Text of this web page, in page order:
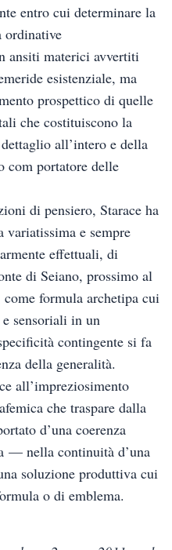
entro cui determinare la
ordinative
ansiti materici avvertiti
esistenziale, ma
prospettico di quelle
che costituiscono la
all’intero e della
com portatore delle
di pensiero, Starace ha
e sempre
effettuali, di
di Seiano, prossimo al
formula archetipa cui
sensoriali in un
contingente si fa
della generalità.
all’impreziosimento
che traspare dalla
d’una coerenza
— nella continuità d’una
soluzione produttiva cui
o di emblema.